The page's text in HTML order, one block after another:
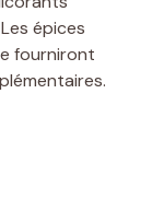
épices
fourniront